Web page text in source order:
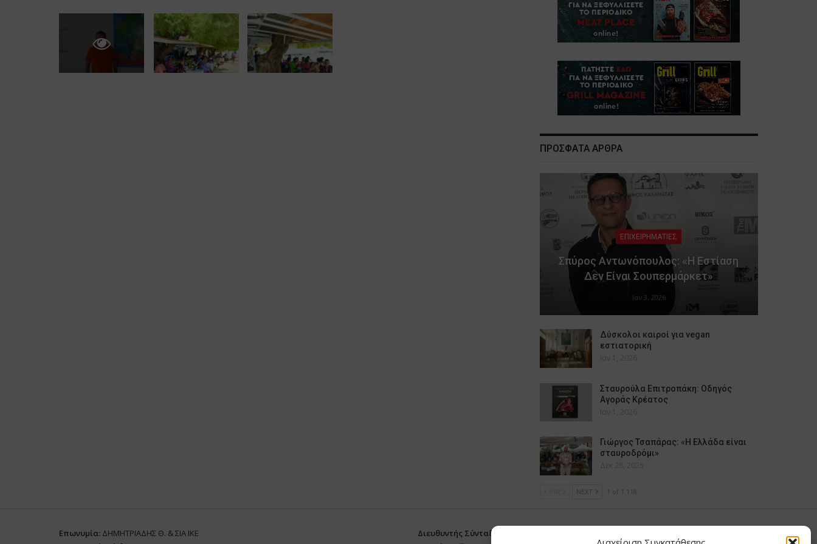
ΠΡΟΣΦΑΤΑ ΑΡΘΡΑ
ΕΠΙΧΕΙΡΗΜΑΤΙΕΣ
Σπύρος Αντωνόπουλος: «Η Εστίαση
Δεν Είναι Σουπερμάρκετ»
Ιαν 3, 2026
Δύσκολοι καιροί για vegan
εστιατορική
Ιαν 1, 2026
Σταυρούλα Επιτροπάκη: Οδηγός
Αγοράς Κρέατος
Ιαν 1, 2026
Γιώργος Τσαπάρας: «Η Ελλάδα είναι
σταυροδρόμι»
Δεκ 28, 2025
NEXT 1 of 1.118
Επωνυμία: ΔΗΜΗΤΡΙΑΔΗΣ Θ. & ΣΙΑ ΙΚΕ
Διευθυντής Σύνταξης: